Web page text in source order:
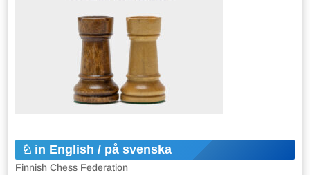
in English / på svenska
Finnish Chess Federation